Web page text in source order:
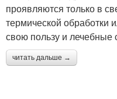
проявляются только в
термической обработки
свою пользу и лечебные
читать дальше →